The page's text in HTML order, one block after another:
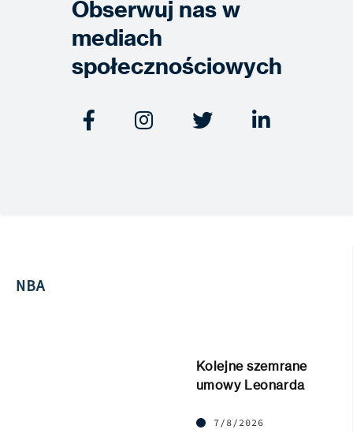
Obserwuj nas w
mediach
społecznościowych
   
NBA
Kolejne szemrane
umowy Leonarda
7/8/2026